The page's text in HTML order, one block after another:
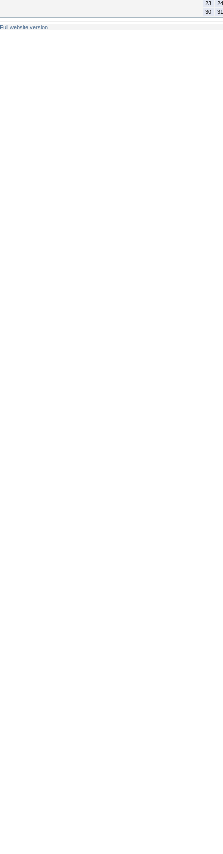
23
24
30
31
Full website version